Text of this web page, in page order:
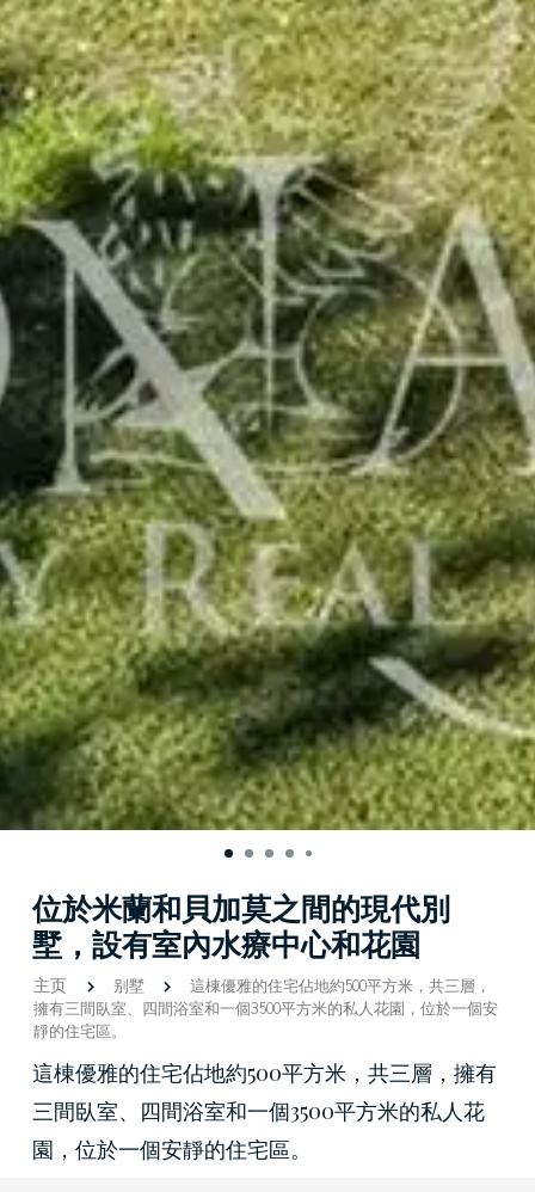
位於米蘭和貝加莫之間的現代別
墅，設有室內水療中心和花園
主页 别墅
這棟優雅的住宅佔地約500平方米，共三層，
擁有三間臥室、四間浴室和一個3500平方米的私人花園，位於一個安
靜的住宅區。
這棟優雅的住宅佔地約500平方米，共三層，擁有
三間臥室、四間浴室和一個3500平方米的私人花
園，位於一個安靜的住宅區。